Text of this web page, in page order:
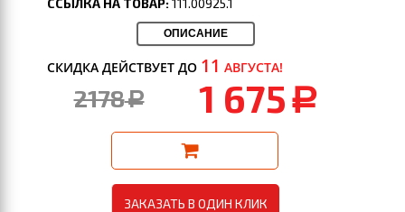
ССЫЛКА НА ТОВАР:111.00925.1
ОПИСАНИЕ
СКИДКА ДЕЙСТВУЕТ ДО 11 АВГУСТА!
2178a 1 675 a
ЗАКАЗАТЬ В ОДИН КЛИК